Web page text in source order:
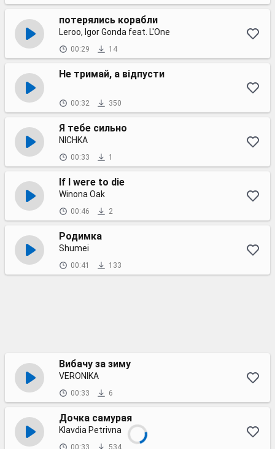
потерялись корабли
Leroo, Igor Gonda feat. L'One
00:29 14
Не тримай, а відпусти
00:32 350
Я тебе сильно
NICHKA
00:33 1
If I were to die
Winona Oak
00:46 2
Родимка
Shumei
00:41 133
Вибачу за зиму
VERONIKA
00:33 6
Дочка самурая
Klavdia Petrivna
00:33 534